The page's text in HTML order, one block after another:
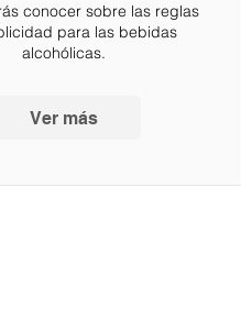
conocer sobre las reglas
para las bebidas
alcohólicas.
Ver más